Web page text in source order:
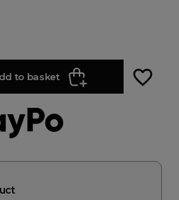
to basket favorite_border